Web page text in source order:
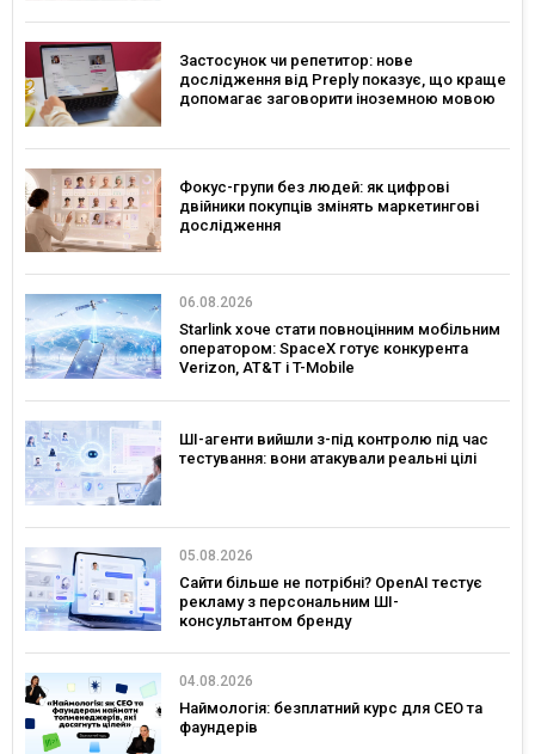
Застосунок чи репетитор: нове
дослідження від Preply показує, що краще
допомагає заговорити іноземною мовою
Фокус-групи без людей: як цифрові
двійники покупців змінять маркетингові
дослідження
06.08.2026
Starlink хоче стати повноцінним мобільним
оператором: SpaceX готує конкурента
Verizon, AT&T і T-Mobile
ШІ-агенти вийшли з-під контролю під час
тестування: вони атакували реальні цілі
05.08.2026
Сайти більше не потрібні? OpenAI тестує
рекламу з персональним ШІ-
консультантом бренду
04.08.2026
Наймологія: безплатний курс для CEO та
фаундерів